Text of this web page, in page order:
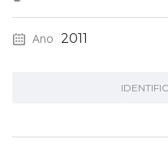
Ano 2011